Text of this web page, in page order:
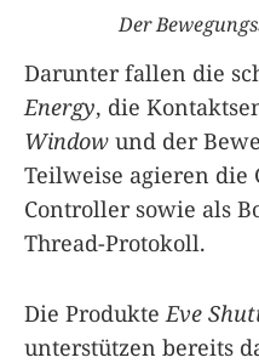
Der
Darunter fallen die
Energy, die
Window und der
Teilweise agieren die
Controller sowie als
Thread-Protokoll.
Die Produkte Eve
unterstützen bereits